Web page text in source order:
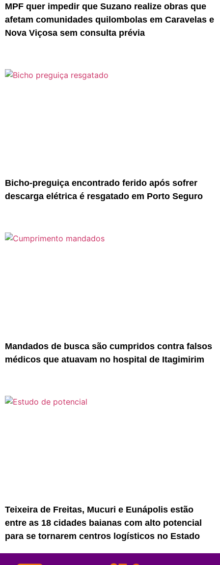
MPF quer impedir que Suzano realize obras que
afetam comunidades quilombolas em Caravelas e
Nova Viçosa sem consulta prévia
Bicho-preguiça encontrado ferido após sofrer
descarga elétrica é resgatado em Porto Seguro
Mandados de busca são cumpridos contra falsos
médicos que atuavam no hospital de Itagimirim
Teixeira de Freitas, Mucuri e Eunápolis estão
entre as 18 cidades baianas com alto potencial
para se tornarem centros logísticos no Estado